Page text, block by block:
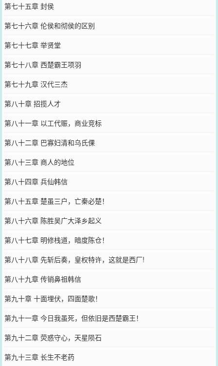
第七十五章 封侯
第七十六章 伦侯和彻侯的区别
第七十七章 举贤堂
第七十八章 西楚霸王项羽
第七十九章 汉代三杰
第八十章 招揽人才
第八十一章 以工代赈，商业竞标
第八十二章 巴寡妇清和乌氏倮
第八十三章 商人的地位
第八十四章 兵仙韩信
第八十五章 楚虽三户，亡秦必楚！
第八十六章 陈胜吴广大泽乡起义
第八十七章 明修栈道，暗度陈仓！
第八十八章 先斩后奏，皇权特许，这就是西厂!
第八十九章 传销鼻祖韩信
第九十章 十面埋伏，四面楚歌！
第九十一章 今日我虽死，但依旧是西楚霸王！
第九十二章 荧惑守心，天星陨石
第九十三章 长生不老药